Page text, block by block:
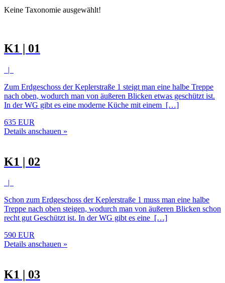
Keine Taxonomie ausgewählt!
K1 | 01
|
Zum Erdgeschoss der Keplerstraße 1 steigt man eine halbe Treppe
nach oben, wodurch man von äußeren Blicken etwas geschützt ist.
In der WG gibt es eine moderne Küche mit einem […]
635 EUR
Details anschauen »
K1 | 02
|
Schon zum Erdgeschoss der Keplerstraße 1 muss man eine halbe
Treppe nach oben steigen, wodurch man von äußeren Blicken schon
recht gut Geschützt ist. In der WG gibt es eine […]
590 EUR
Details anschauen »
K1 | 03